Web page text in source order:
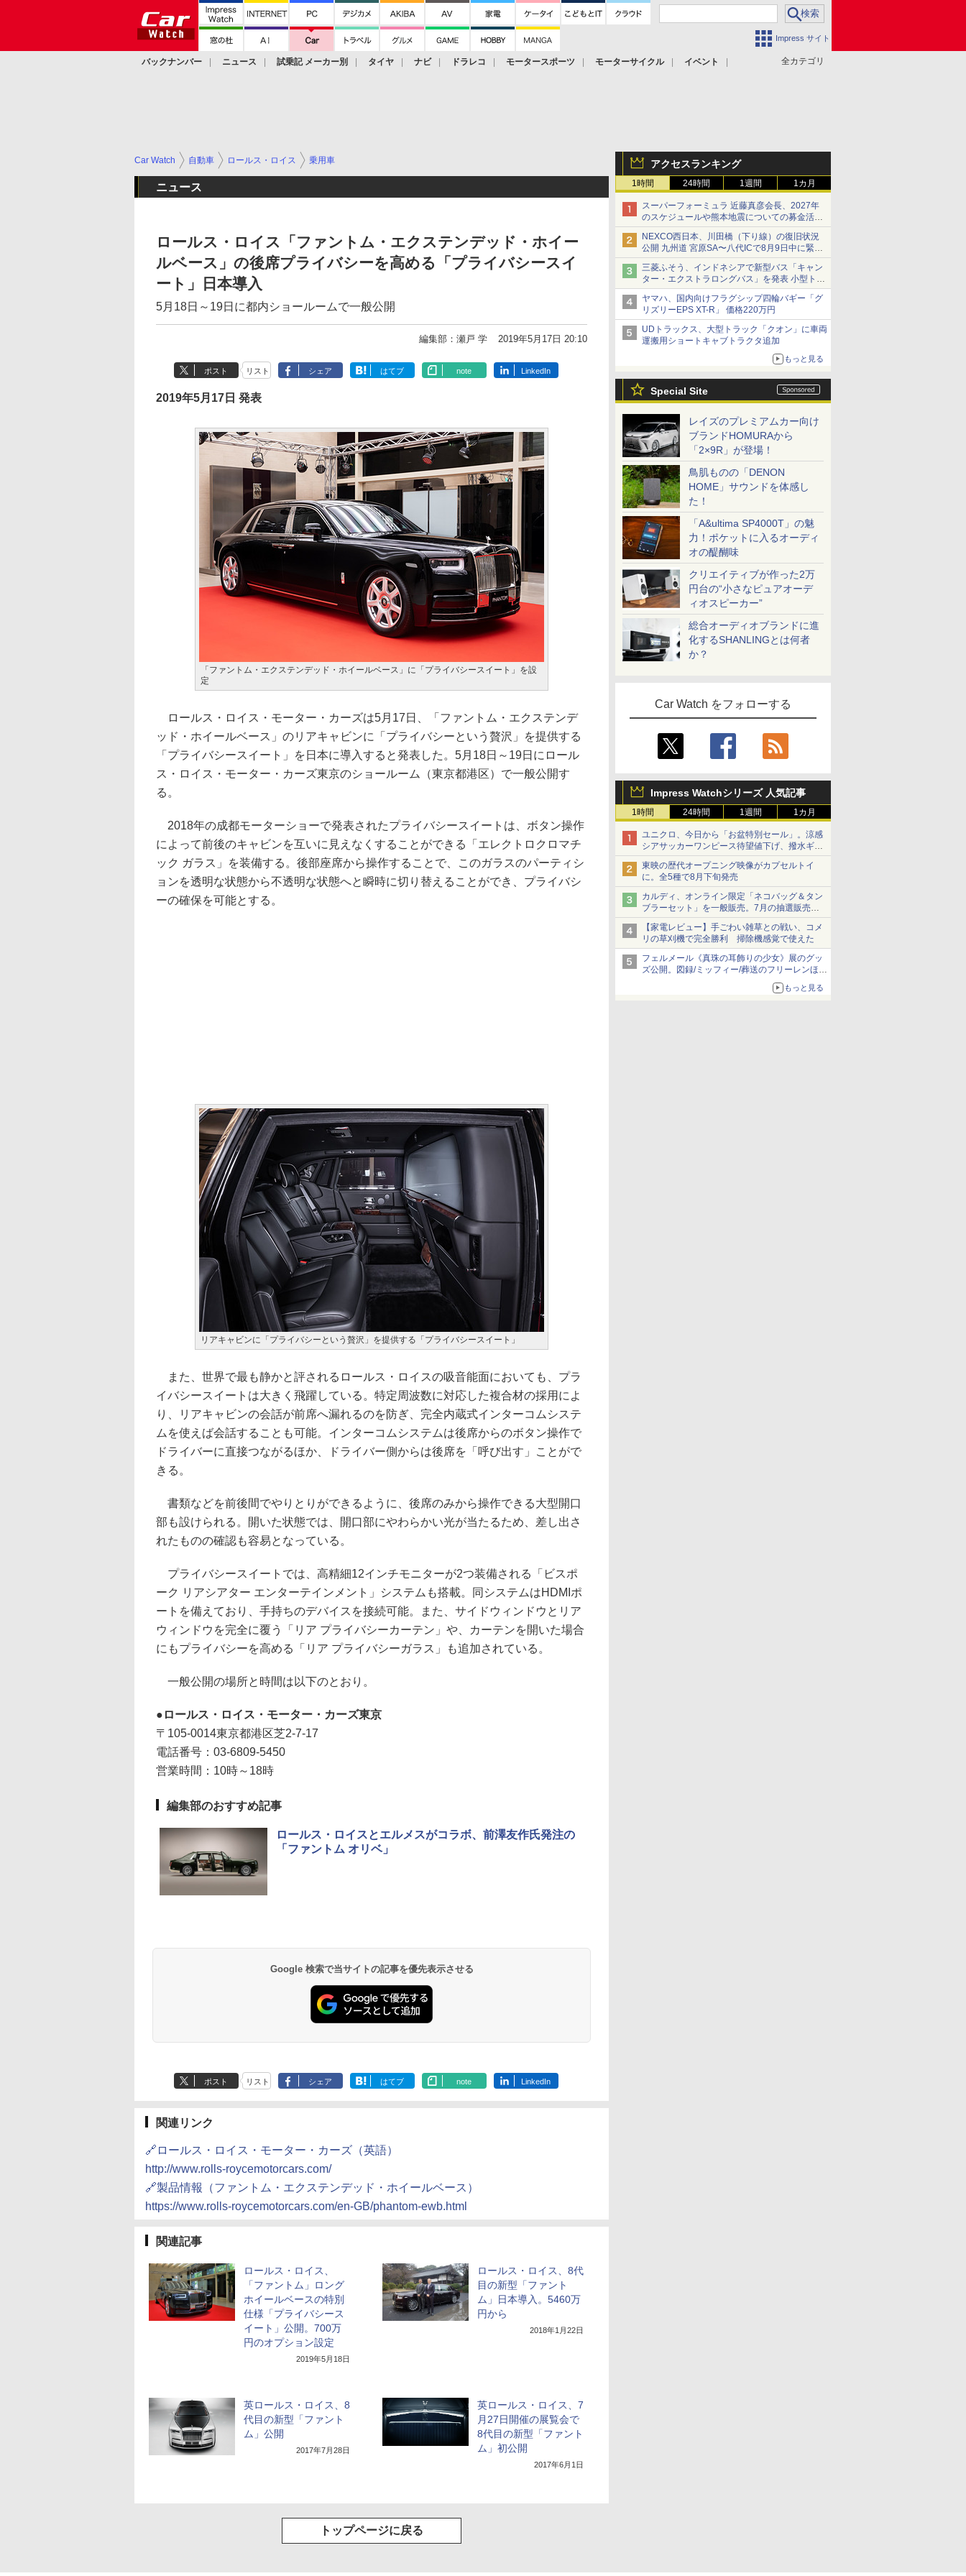
Impress サイト
全カテゴリ
バックナンバー ニュース 試乗記 メーカー別 タイヤ ナビ ドラレコ モータースポーツ モーターサイクル
イベント
アクセスランキング
1時間 24時間 1週間 1カ月
スーパーフォーミュラ 近藤真彦会長、2027年
のスケジュールや熊本地震についての募金活動
を紹介
NEXCO西日本、川田橋（下り線）の復旧状況
公開 九州道 宮原SA〜八代ICで8月9日中に緊急
車両を通行可能に
三菱ふそう、インドネシアで新型バス「キャン
ター・エクストラロングバス」を発表 小型トラ
ックベースの観光・旅客輸送向けバス
ヤマハ、国内向けフラグシップ四輪バギー「グ
リズリーEPS XT-R」 価格220万円
UDトラックス、大型トラック「クオン」に車両
運搬用ショートキャブトラクタ追加
もっと見る
Special Site
レイズのプレミアムカー向け
ブランドHOMURAから
「2×9R」が登場！
鳥肌ものの「DENON
HOME」サウンドを体感し
た！
「A&ultima SP4000T」の魅
力！ポケットに入るオーディ
オの醍醐味
クリエイティブが作った2万
円台の“小さなピュアオーデ
ィオスピーカー”
総合オーディオブランドに進
化するSHANLINGとは何者
か？
Car Watch をフォローする
Impress Watchシリーズ 人気記事
1時間 24時間 1週間 1カ月
ユニクロ、今日から「お盆特別セール」。涼感
シアサッカーワンピース待望値下げ、撥水ギア
ショーツは1990円に
東映の歴代オープニング映像がカプセルトイ
に。全5種で8月下旬発売
カルディ、オンライン限定「ネコバッグ＆タン
ブラーセット」を一般販売。7月の抽選販売の
当選無効分
【家電レビュー】手ごわい雑草との戦い、コメ
リの草刈機で完全勝利 掃除機感覚で使えた
フェルメール《真珠の耳飾りの少女》展のグッ
ズ公開。図録/ミッフィー/葬送のフリーレンほ
もっと見る
Car Watch 自動車 ロールス・ロイス 乗用車
ニュース
ロールス・ロイス「ファントム・エクステンデッド・ホイー
ルベース」の後席プライバシーを高める「プライバシースイ
ート」日本導入
5月18日～19日に都内ショールームで一般公開
編集部：瀬戸 学 2019年5月17日 20:10
ポスト リスト シェア はてブ note LinkedIn
2019年5月17日 発表
「ファントム・エクステンデッド・ホイールベース」に「プライバシースイート」を設
定
ロールス・ロイス・モーター・カーズは5月17日、「ファントム・エクステンデ
ッド・ホイールベース」のリアキャビンに「プライバシーという贅沢」を提供する
「プライバシースイート」を日本に導入すると発表した。5月18日～19日にロール
ス・ロイス・モーター・カーズ東京のショールーム（東京都港区）で一般公開す
る。
2018年の成都モーターショーで発表されたプライバシースイートは、ボタン操作
によって前後のキャビンを互いに見えなくすることができる「エレクトロクロマチ
ック ガラス」を装備する。後部座席から操作することで、このガラスのパーティシ
ョンを透明な状態から不透明な状態へと瞬時に切り替えることができ、プライバシ
ーの確保を可能とする。
リアキャビンに「プライバシーという贅沢」を提供する「プライバシースイート」
また、世界で最も静かと評されるロールス・ロイスの吸音能面においても、プラ
イバシースイートは大きく飛躍している。特定周波数に対応した複合材の採用によ
り、リアキャビンの会話が前席へ漏れるのを防ぎ、完全内蔵式インターコムシステ
ムを使えば会話することも可能。インターコムシステムは後席からのボタン操作で
ドライバーに直接つながるほか、ドライバー側からは後席を「呼び出す」ことがで
きる。
書類などを前後間でやりとりができるように、後席のみから操作できる大型開口
部も設けられる。開いた状態では、開口部にやわらかい光が当たるため、差し出さ
れたものの確認も容易となっている。
プライバシースイートでは、高精細12インチモニターが2つ装備される「ビスポ
ーク リアシアター エンターテインメント」システムも搭載。同システムはHDMIポ
ートを備えており、手持ちのデバイスを接続可能。また、サイドウィンドウとリア
ウィンドウを完全に覆う「リア プライバシーカーテン」や、カーテンを開いた場合
にもプライバシーを高める「リア プライバシーガラス」も追加されている。
一般公開の場所と時間は以下のとおり。
ロールス・ロイス・モーター・カーズ東京
〒105-0014東京都港区芝2-7-17
電話番号：03-6809-5450
営業時間：10時～18時
編集部のおすすめ記事
ロールス・ロイスとエルメスがコラボ、前澤友作氏発注の
「ファントム オリベ」
Google 検索で当サイトの記事を優先表示させる
ポスト リスト シェア はてブ note LinkedIn
関連リンク
🔗ロールス・ロイス・モーター・カーズ（英語）
http://www.rolls-roycemotorcars.com/
🔗製品情報（ファントム・エクステンデッド・ホイールベース）
https://www.rolls-roycemotorcars.com/en-GB/phantom-ewb.html
関連記事
ロールス・ロイス、
「ファントム」ロング
ホイールベースの特別
仕様「プライバシース
イート」公開。700万
円のオプション設定
2019年5月18日
ロールス・ロイス、8代
目の新型「ファント
ム」日本導入。5460万
円から
2018年1月22日
英ロールス・ロイス、8
代目の新型「ファント
ム」公開
2017年7月28日
英ロールス・ロイス、7
月27日開催の展覧会で
8代目の新型「ファント
ム」初公開
2017年6月1日
トップページに戻る